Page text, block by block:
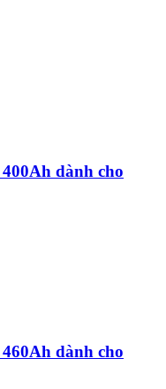
dành cho
dành cho